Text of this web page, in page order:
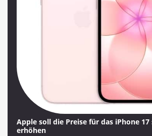
Apple soll die Preise für das iPhone
erhöhen